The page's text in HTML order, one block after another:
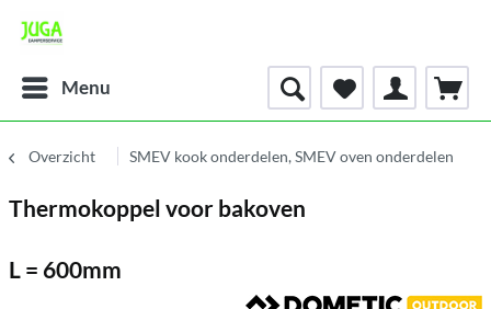
Menu
Overzicht SMEV kook onderdelen, SMEV oven onderdelen
Thermokoppel voor bakoven
L = 600mm